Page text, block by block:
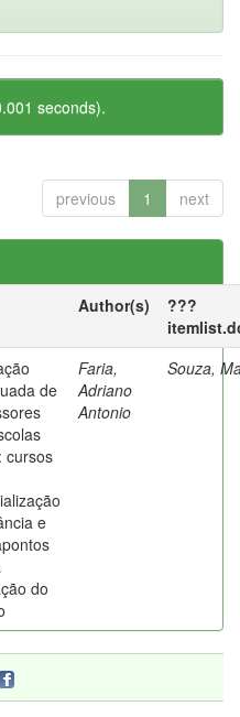
seconds).
previous 1 next
Author(s)
???
de
cursos
e
do
Faria,
Adriano
Antonio
Souza,